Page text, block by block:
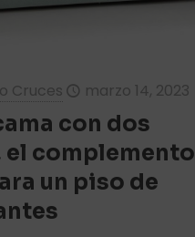
Cruces marzo 14, 2023
con dos
el complemento
un piso de